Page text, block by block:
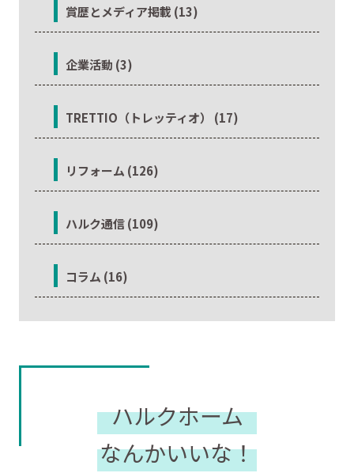
賞歴とメディア掲載 (13)
企業活動 (3)
TRETTIO（トレッティオ） (17)
リフォーム (126)
ハルク通信 (109)
コラム (16)
ハルクホーム
なんかいいな！